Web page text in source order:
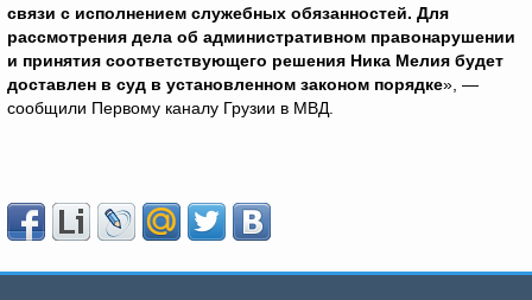
связи с исполнением служебных обязанностей. Для
рассмотрения дела об административном правонарушении
и принятия соответствующего решения Ника Мелия будет
доставлен ​​в суд в установленном законом порядке», —
сообщили Первому каналу Грузии в МВД.